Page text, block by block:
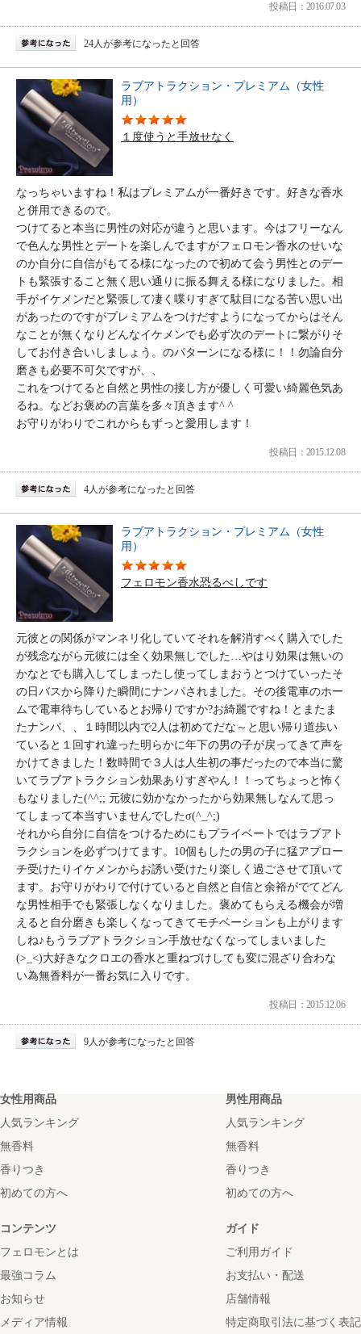
投稿日：2016.07.03
24人が参考になったと回答
ラブアトラクション・プレミアム（女性
用）
１度使うと手放せなく
なっちゃいますね！私はプレミアムが一番好きです。好きな香水
と併用できるので。
つけてると本当に男性の対応が違うと思います。今はフリーなん
で色んな男性とデートを楽しんでますがフェロモン香水のせいな
のか自分に自信がもてる様になったので初めて会う男性とのデー
トも緊張すること無く思い通りに振る舞える様になりました。相
手がイケメンだと緊張して凄く喋りすぎて駄目になる苦い思い出
があったのですがプレミアムをつけだすようになってからはそん
なことが無くなりどんなイケメンでも必ず次のデートに繋がりそ
してお付き合いしましょう。のパターンになる様に！！勿論自分
磨きも必要不可欠ですが、、
これをつけてると自然と男性の接し方が優しく可愛い綺麗色気あ
るね。などお褒めの言葉を多々頂きます^ ^
お守りがわりでこれからもずっと愛用します！
投稿日：2015.12.08
4人が参考になったと回答
ラブアトラクション・プレミアム（女性
用）
フェロモン香水恐るべしです
元彼との関係がマンネリ化していてそれを解消すべく購入でした
が残念ながら元彼には全く効果無しでした…やはり効果は無いの
かなとでも購入してしまったし使ってしまおうとつけていったそ
の日バスから降りた瞬間にナンパされました。その後電車のホー
ムで電車待ちしているとお帰りですか?お綺麗ですね！とまたま
たナンパ、、１時間以内で2人は初めてだな～と思い帰り道歩い
ていると１回すれ違った明らかに年下の男の子が戻ってきて声を
かけてきました！数時間で３人は人生初の事だったので本当に驚
いてラブアトラクション効果ありすぎやん！！ってちょっと怖く
もなりました(^^;; 元彼に効かなかったから効果無しなんて思っ
てしまって本当すいませんでしたσ(^_^;)
それから自分に自信をつけるためにもプライベートではラブアト
ラクションを必ずつけてます。10個もしたの男の子に猛アプロー
チ受けたりイケメンからお誘い受けたり楽しく過ごさせて頂いて
ます。お守りがわりで付けていると自然と自信と余裕がでてどん
な男性相手でも緊張しなくなりました。褒めてもらえる機会が増
えると自分磨きも楽しくなってきてモチベーションも上がります
しね♪もうラブアトラクション手放せなくなってしまいました
(>_<)大好きなクロエの香水と重ねづけしても変に混ざり合わな
い為無香料が一番お気に入りです。
投稿日：2015.12.06
9人が参考になったと回答
女性用商品
人気ランキング
無香料
香りつき
初めての方へ
男性用商品
人気ランキング
無香料
香りつき
初めての方へ
コンテンツ
フェロモンとは
最強コラム
お知らせ
メディア情報
ガイド
ご利用ガイド
お支払い・配送
店舗情報
特定商取引法に基づく表記